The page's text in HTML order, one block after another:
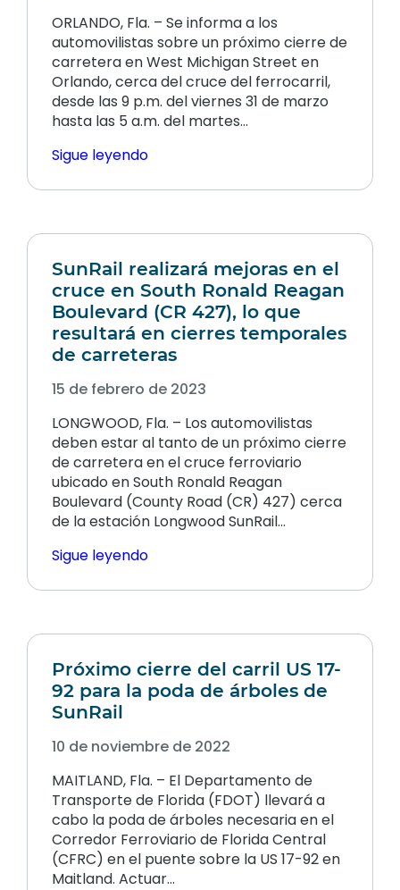
ORLANDO, Fla. – Se informa a los
automovilistas sobre un próximo cierre de
carretera en West Michigan Street en
Orlando, cerca del cruce del ferrocarril,
desde las 9 p.m. del viernes 31 de marzo
hasta las 5 a.m. del martes…
Sigue leyendo
SunRail realizará mejoras en el
cruce en South Ronald Reagan
Boulevard (CR 427), lo que
resultará en cierres temporales
de carreteras
15 de febrero de 2023
LONGWOOD, Fla. – Los automovilistas
deben estar al tanto de un próximo cierre
de carretera en el cruce ferroviario
ubicado en South Ronald Reagan
Boulevard (County Road (CR) 427) cerca
de la estación Longwood SunRail...
Sigue leyendo
Próximo cierre del carril US 17-
92 para la poda de árboles de
SunRail
10 de noviembre de 2022
MAITLAND, Fla. – El Departamento de
Transporte de Florida (FDOT) llevará a
cabo la poda de árboles necesaria en el
Corredor Ferroviario de Florida Central
(CFRC) en el puente sobre la US 17-92 en
Maitland. Actuar…